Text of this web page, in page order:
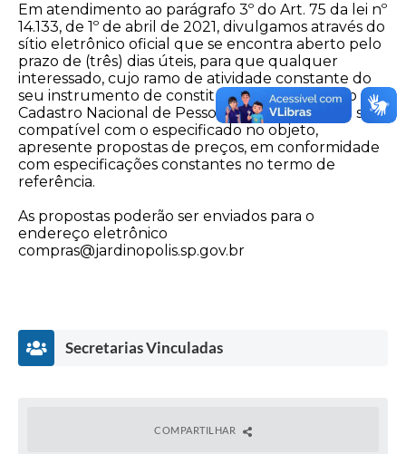
Em atendimento ao parágrafo 3º do Art. 75 da lei nº
14.133, de 1º de abril de 2021, divulgamos através do
sítio eletrônico oficial que se encontra aberto pelo
prazo de (três) dias úteis, para que qualquer
interessado, cujo ramo de atividade constante do
seu instrumento de constituição e/ou inscrição no
Cadastro Nacional de Pessoas Jurídicas – CNPJ seja
compatível com o especificado no objeto,
apresente propostas de preços, em conformidade
com especificações constantes no termo de
referência.
As propostas poderão ser enviados para o
endereço eletrônico
compras@jardinopolis.sp.gov.br
Secretarias Vinculadas
COMPARTILHAR